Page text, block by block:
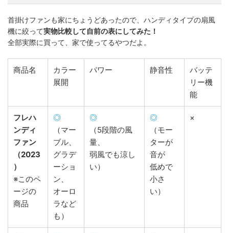
首掛けファンも家にちょうどあったので、ハンディタイプの扇風
機に絞って実物比較して自前の表にしてみた！
全部実際に買って、家で使ってるやつだよ。
商品名
カラー
展開
パワー 静音性
バッテ
リー機
能
フレハ
ンディ
ファン
（2023
）
※このペ
ージの
商品
◎
（マー
ブル、
グラデ
ーショ
ン、
オーロ
ラなど
も）
◎
（5段階の風
量、
弱風でも涼し
い）
◎
（モー
ターが
音が
低めで
小さ
い）
×